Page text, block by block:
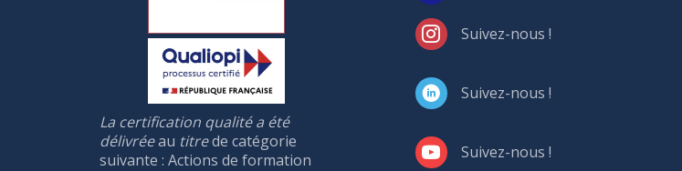
La certification qualité a été
délivréeau titrede catégorie
suivante : Actions de formation
Suivez-nous !
Suivez-nous !
Suivez-nous !